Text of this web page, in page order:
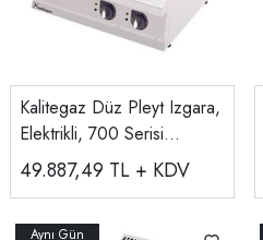
Kalitegaz Düz Pleyt Izgara,
Elektrikli, 700 Serisi
GF1070E
49.887,49 TL + KDV